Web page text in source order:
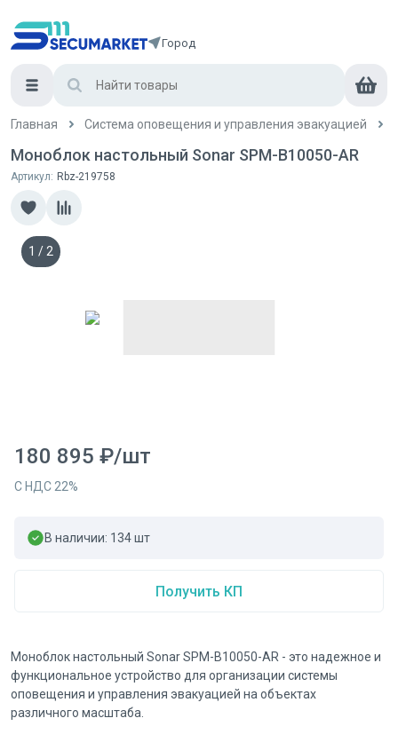
Город
Главная Система оповещения и управления эвакуацией
Моноблок настольный Sonar SPM-B10050-AR
Артикул: Rbz-219758
1 / 2
180 895 ₽/шт
С НДС 22%
В наличии: 134шт
Получить КП
Моноблок настольный Sonar SPM-B10050-AR - это надежное и
функциональное устройство для организации системы
оповещения и управления эвакуацией на объектах
различного масштаба.